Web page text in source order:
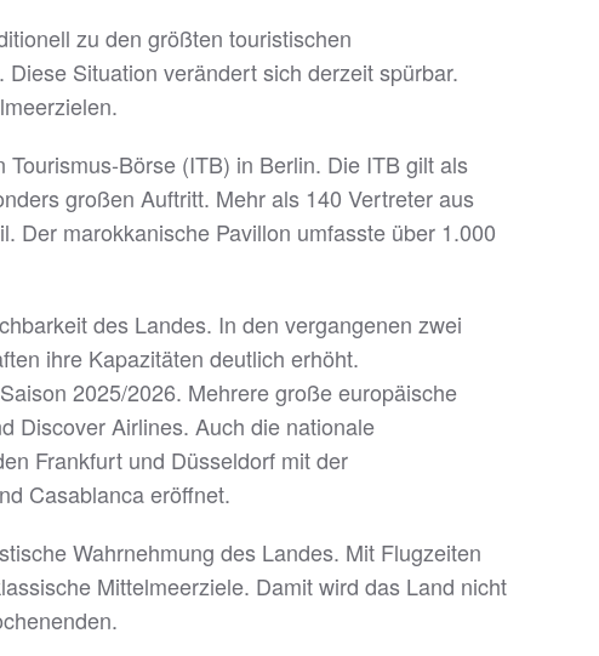
zu den größten touristischen
Situation verändert sich derzeit spürbar.
Börse (ITB) in Berlin. Die ITB gilt als
großen Auftritt. Mehr als 140 Vertreter aus
Der marokkanische Pavillon umfasste über 1.000
des Landes. In den vergangenen zwei
ihre Kapazitäten deutlich erhöht.
2025/2026. Mehrere große europäische
Discover Airlines. Auch die nationale
Frankfurt und Düsseldorf mit der
Casablanca eröffnet.
Wahrnehmung des Landes. Mit Flugzeiten
Mittelmeerziele. Damit wird das Land nicht